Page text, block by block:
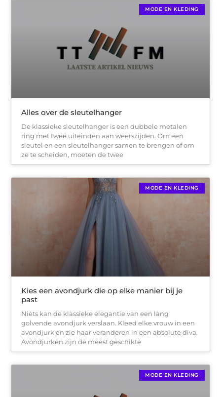
MODE EN KLEDING
Alles over de sleutelhanger
De klassieke sleutelhanger is een dubbele metalen
ring met twee uiteinden aan weerszijden. Om een
sleutel en een sleutelhanger samen te brengen of om
ze te scheiden, moeten de twee
MODE EN KLEDING
Kies een avondjurk die op elke manier bij je
past
Niets kan de klassieke elegantie van een lang
golvende avondjurk verslaan. Kleed elke vrouw in een
avondjurk en zie haar veranderen in een absolute diva.
Avondjurken zijn de meest geschikte
MODE EN KLEDING